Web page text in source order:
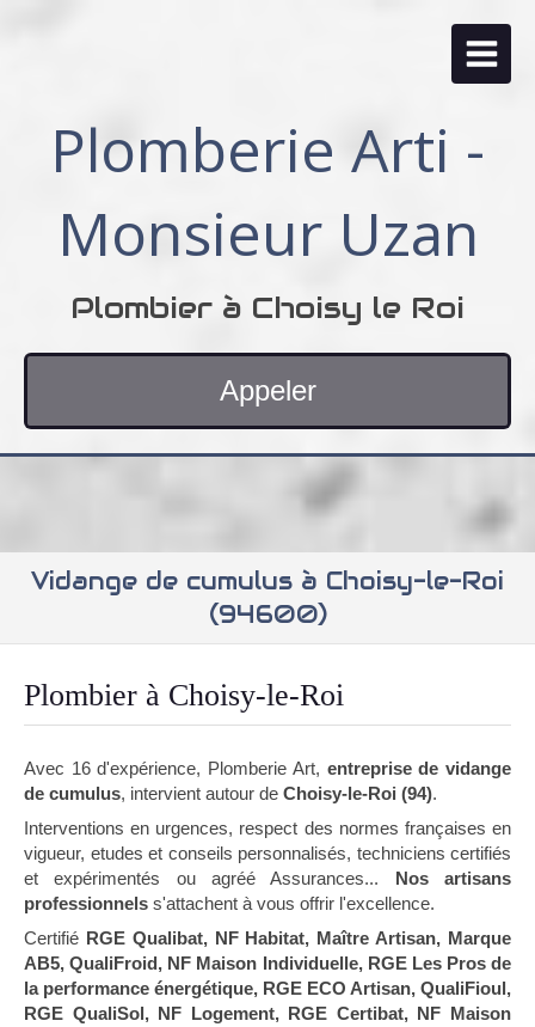
Plomberie Arti -
Monsieur Uzan
Plombier à Choisy le Roi
Appeler
Vidange de cumulus à Choisy-le-Roi
(94600)
Plombier à Choisy-le-Roi
Avec 16 d'expérience, Plomberie Art, entreprise de vidange
de cumulus, intervient autour de Choisy-le-Roi (94).
Interventions en urgences, respect des normes françaises en
vigueur, etudes et conseils personnalisés, techniciens certifiés
et expérimentés ou agréé Assurances... Nos artisans
professionnels s'attachent à vous offrir l'excellence.
Certifié RGE Qualibat, NF Habitat, Maître Artisan, Marque
AB5, QualiFroid, NF Maison Individuelle, RGE Les Pros de
la performance énergétique, RGE ECO Artisan, QualiFioul,
RGE QualiSol, NF Logement, RGE Certibat, NF Maison